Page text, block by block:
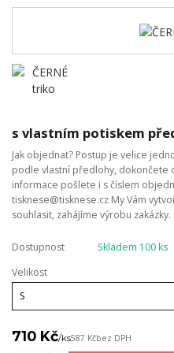
s vlastním potiskem
Jak objednat? Postup je velice
podle vlastní předlohy, dokončete
informace pošlete i s číslem
tisknese@tisknese.cz My Vám
souhlasit, zahájíme výrobu
Dostupnost
Skladem 100 ks
Velikost
710 Kč/ks587 Kčbez DPH